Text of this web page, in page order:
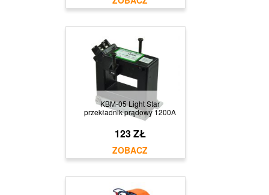
KBM-05 Light Star
przekładnik prądowy 1200A
123 ZŁ